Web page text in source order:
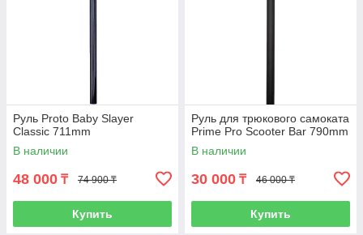
Руль Proto Baby Slayer
Classic 711mm
В наличии
48 000 ₸ 74 900 ₸
Купить
Руль для трюкового самоката
Prime Pro Scooter Bar 790mm
В наличии
30 000 ₸ 46 000 ₸
Купить